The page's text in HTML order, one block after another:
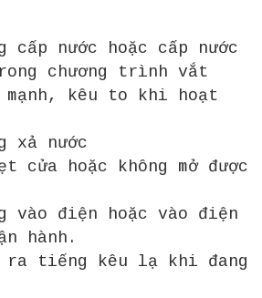
cấp nước hoặc cấp nước
chương trình vắt
mạnh, kêu to khi hoạt
xả nước
cửa hoặc không mở được
vào điện hoặc vào điện
hành.
ra tiếng kêu lạ khi đang